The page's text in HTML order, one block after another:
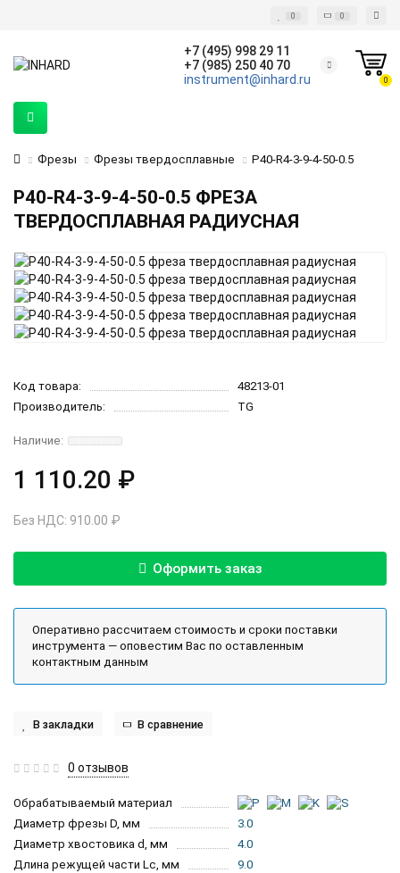
0 0
+7 (495) 998 29 11
+7 (985) 250 40 70
instrument@inhard.ru
0
Фрезы Фрезы твердосплавные P40-R4-3-9-4-50-0.5
P40-R4-3-9-4-50-0.5 ФРЕЗА
ТВЕРДОСПЛАВНАЯ РАДИУСНАЯ
Код товара:
48213-01
Производитель:
TG
1 110.20 ₽
Без НДС: 910.00 ₽
Оформить заказ
Оперативно рассчитаем стоимость и сроки поставки
инструмента — оповестим Вас по оставленным
контактным данным
В закладки В сравнение
0 отзывов
Обрабатываемый материал
Диаметр фрезы D, мм
3.0
Диаметр хвостовика d, мм
4.0
Длина режущей части Lc, мм
9.0